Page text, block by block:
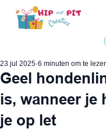
Geel
is, wanneer je
je op let
23 jul 2025 6 minuten om te